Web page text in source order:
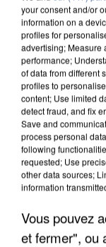
UNE TOURISTE
COULÉE DE
your consent and/or
information on a
profiles for
advertising; Measure
performance;
of data from different
profiles to
content; Use limited
detect fraud, and fix
Save and
process personal
following
requested; Use
other data sources;
information
Vous pouvez
et fermer", ou